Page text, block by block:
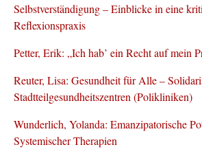
Selbstverständigung – Einblicke in eine
Reflexionspraxis
Petter, Erik: „Ich hab’ ein Recht auf mein
Reuter, Lisa: Gesundheit für Alle –
Stadtteilgesundheitszentren (Polikliniken)
Wunderlich, Yolanda: Emanzipatorische
Systemischer Therapien